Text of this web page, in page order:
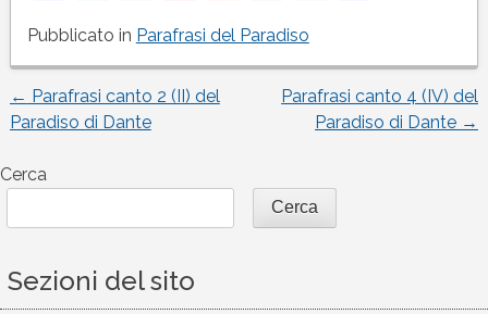
Pubblicato in Parafrasi del Paradiso
Navigazione
articoli
← Parafrasi canto 2 (II) del
Paradiso di Dante
Parafrasi canto 4 (IV) del
Paradiso di Dante →
Cerca
Cerca
Sezioni del sito